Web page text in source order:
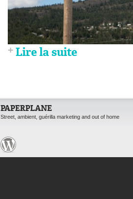
Lire la suite
PAPERPLANE
Street, ambient, guérilla marketing and out of home